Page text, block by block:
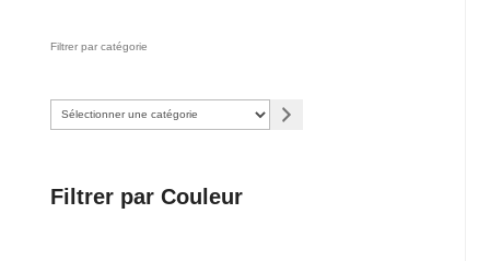
Filtrer par catégorie
Sélectionner
Filtrer par Couleur